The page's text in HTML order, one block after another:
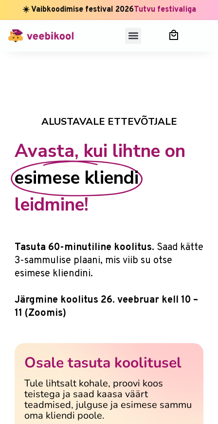
☀️ Vaibkoodimise festival 2026Tutvu festivaliga
ALUSTAVALE ETTEVÕTJALE
Avasta, kui lihtne on
esimese kliendi
leidmine!
Tasuta 60-minutiline koolitus. Saad kätte
3-sammulise plaani, mis viib su otse
esimese kliendini.
Järgmine koolitus 26. veebruar kell 10 –
11 (Zoomis)
Osale tasuta koolitusel
Tule lihtsalt kohale, proovi koos
teistega ja saad kaasa väärt
teadmised, julguse ja esimese sammu
oma kliendi poole.